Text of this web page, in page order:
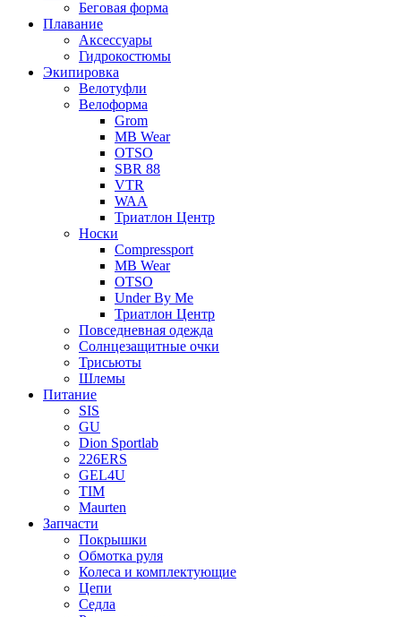
Беговая форма
Плавание
Аксессуары
Гидрокостюмы
Экипировка
Велотуфли
Велоформа
Grom
MB Wear
OTSO
SBR 88
VTR
WAA
Триатлон Центр
Носки
Compressport
MB Wear
OTSO
Under By Me
Триатлон Центр
Повседневная одежда
Солнцезащитные очки
Трисьюты
Шлемы
Питание
SIS
GU
Dion Sportlab
226ERS
GEL4U
TIM
Maurten
Запчасти
Покрышки
Обмотка руля
Колеса и комплектующие
Цепи
Седла